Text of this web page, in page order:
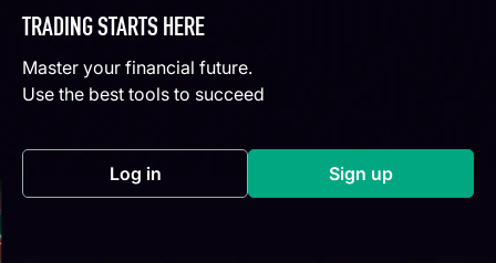
TRADING STARTS HERE
Master your financial future.
Use the best tools to succeed
Log in(opens in a new tab) Sign up(opens in a